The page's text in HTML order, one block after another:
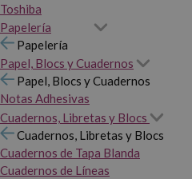
Toshiba
Papelería
Papelería
Papel, Blocs y Cuadernos
Papel, Blocs y Cuadernos
Notas Adhesivas
Cuadernos, Libretas y Blocs
Cuadernos, Libretas y Blocs
Cuadernos de Tapa Blanda
Cuadernos de Líneas